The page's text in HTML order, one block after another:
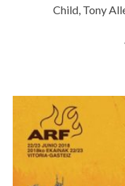
Child, Tony